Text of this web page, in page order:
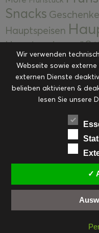
Snacks
Hauptspeisen
Hauptspeisen süß
Kuchen,
Desserts Kulinarik
Eingemachtes
RezepteSaisonal
Suppen, Salate
Vorspeisen,
Weihnachten
FACEBOOK
Wir verwenden
Webseite sowie
externen Dienste
belieben aktivieren &
lesen Sie unsere
✓